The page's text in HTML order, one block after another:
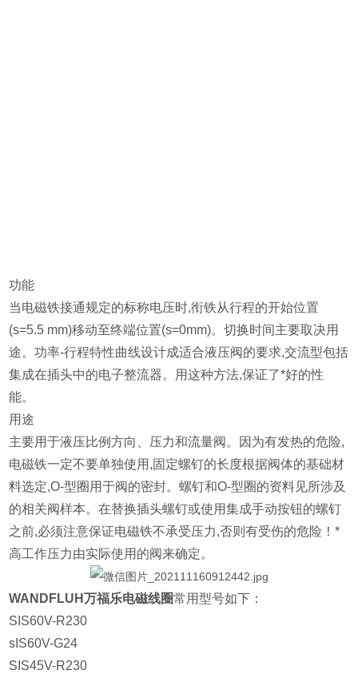
功能
当电磁铁接通规定的标称电压时,衔铁从行程的开始位置
(s=5.5 mm)移动至终端位置(s=0mm)。切换时间主要取决用
途。功率-行程特性曲线设计成适合液压阀的要求,交流型包括
集成在插头中的电子整流器。用这种方法,保证了*好的性
能。
用途
主要用于液压比例方向、压力和流量阀。因为有发热的危险,
电磁铁一定不要单独使用,固定螺钉的长度根据阀体的基础材
料选定,O-型圈用于阀的密封。螺钉和O-型圈的资料见所涉及
的相关阀样本。在替换插头螺钉或使用集成手动按钮的螺钉
之前,必须注意保证电磁铁不承受压力,否则有受伤的危险！*
高工作压力由实际使用的阀来确定。
WANDFLUH万福乐电磁线圈常用型号如下：
SIS60V-R230
sIS60V-G24
SIS45V-R230